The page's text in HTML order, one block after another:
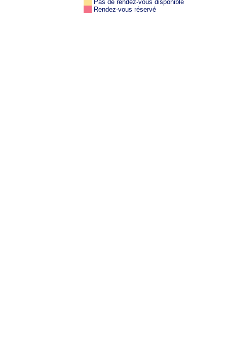
Pas de rendez-vous disponible
Rendez-vous réservé